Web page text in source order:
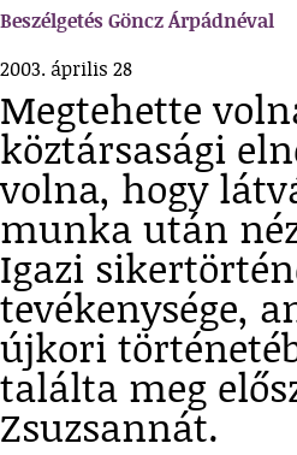
Beszélgetés Göncz Árpádnéval
2003. április 28
Megtehette
köztársasági
volna, hogy
munka után
Igazi
tevékenysége,
újkori
találta meg
Zsuzsannát.